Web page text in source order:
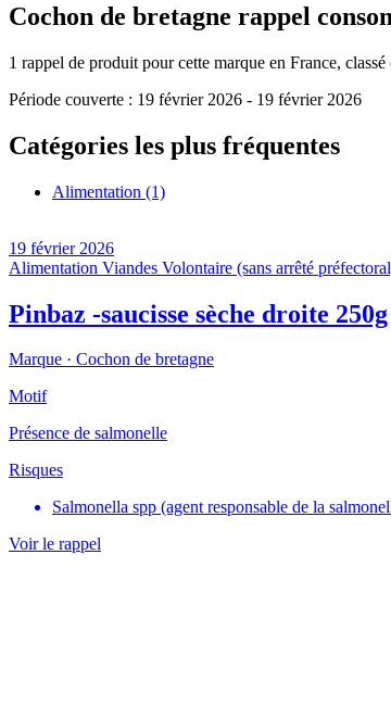
Cochon de bretagne rappel
1 rappel de produit pour cette marque en France,
Période couverte : 19 février 2026 - 19 février 2026
Catégories les plus fréquentes
Alimentation (1)
19 février 2026
Alimentation Viandes Volontaire (sans arrêté
Pinbaz -saucisse sèche droite 250g
Marque · Cochon de bretagne
Motif
Présence de salmonelle
Risques
Salmonella spp (agent responsable de la
Voir le rappel